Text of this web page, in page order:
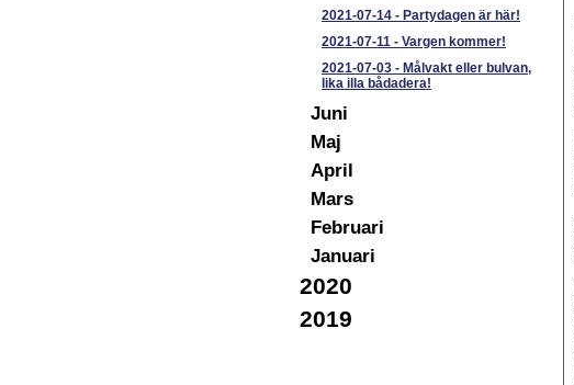
2021-07-14 - Partydagen är här!
2021-07-11 - Vargen kommer!
2021-07-03 - Målvakt eller bulvan,
lika illa bådadera!
Juni
Maj
April
Mars
Februari
Januari
2020
2019